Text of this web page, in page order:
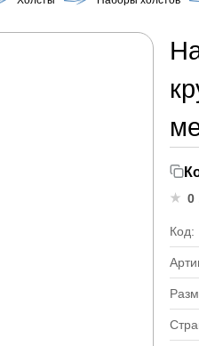
0
Код: